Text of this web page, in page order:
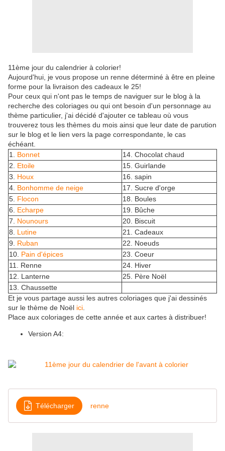
11ème jour du calendrier à colorier!
Aujourd'hui, je vous propose un renne déterminé à être en pleine
forme pour la livraison des cadeaux le 25!
Pour ceux qui n'ont pas le temps de naviguer sur le blog à la
recherche des coloriages ou qui ont besoin d'un personnage au
thème particulier, j'ai décidé d'ajouter ce tableau où vous
trouverez tous les thèmes du mois ainsi que leur date de parution
sur le blog et le lien vers la page correspondante, le cas
échéant.
1. Bonnet
14. Chocolat chaud
2. Etoile
15. Guirlande
3. Houx
16. sapin
4. Bonhomme de neige
17. Sucre d'orge
5. Flocon
18. Boules
6. Echarpe
19. Bûche
7. Nounours
20. Biscuit
8. Lutine
21. Cadeaux
9. Ruban
22. Noeuds
10. Pain d'épices
23. Coeur
11. Renne
24. Hiver
12. Lanterne
25. Père Noël
13. Chaussette
Et je vous partage aussi les autres coloriages que j'ai dessinés
sur le thème de Noël ici
Place aux coloriages de cette année et aux cartes à distribuer!
Version A4:
Télécharger renne